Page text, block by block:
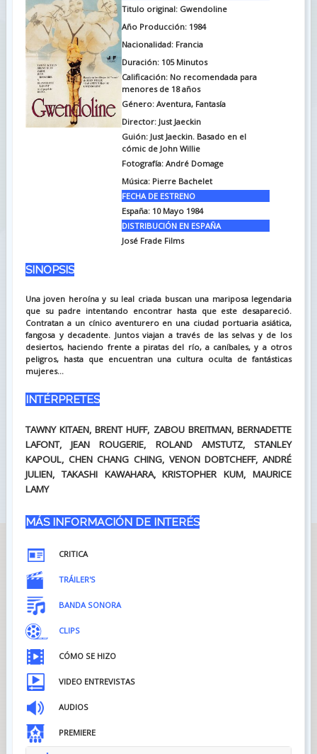
Titulo original: Gwendoline
Año Producción: 1984
Nacionalidad: Francia
Duración: 105 Minutos
Calificación: No recomendada para
menores de 18 años
Género: Aventura, Fantasía
Director: Just Jaeckin
Guión: Just Jaeckin. Basado en el
cómic de John Willie
Fotografía: André Domage
Música: Pierre Bachelet
FECHA DE ESTRENO
España: 10 Mayo 1984
DISTRIBUCIÓN EN ESPAÑA
José Frade Films
SINOPSIS
Una joven heroína y su leal criada buscan una mariposa legendaria
que su padre intentando encontrar hasta que este desapareció.
Contratan a un cínico aventurero en una ciudad portuaria asiática,
fangosa y decadente. Juntos viajan a través de las selvas y de los
desiertos, haciendo frente a piratas del río, a caníbales, y a otros
peligros, hasta que encuentran una cultura oculta de fantásticas
mujeres...
INTÉRPRETES
TAWNY KITAEN, BRENT HUFF, ZABOU BREITMAN, BERNADETTE
LAFONT, JEAN ROUGERIE, ROLAND AMSTUTZ, STANLEY
KAPOUL, CHEN CHANG CHING, VENON DOBTCHEFF, ANDRÉ
JULIEN, TAKASHI KAWAHARA, KRISTOPHER KUM, MAURICE
LAMY
MÁS INFORMACIÓN DE INTERÉS
CRITICA
TRÁILER'S
BANDA SONORA
CLIPS
CÓMO SE HIZO
VIDEO ENTREVISTAS
AUDIOS
PREMIERE